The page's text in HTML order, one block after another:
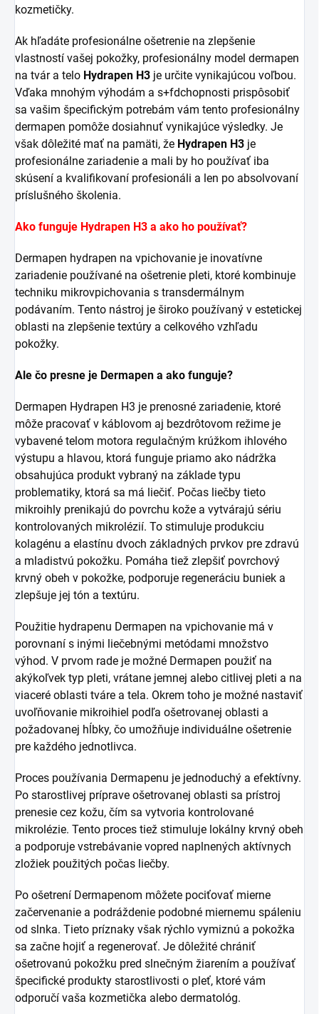
kozmetičky.
Ak hľadáte profesionálne ošetrenie na zlepšenie
vlastností vašej pokožky, profesionálny model dermapen
na tvár a telo Hydrapen H3 je určite vynikajúcou voľbou.
Vďaka mnohým výhodám a s+fdchopnosti prispôsobiť
sa vašim špecifickým potrebám vám tento profesionálny
dermapen pomôže dosiahnuť vynikajúce výsledky. Je
však dôležité mať na pamäti, že Hydrapen H3 je
profesionálne zariadenie a mali by ho používať iba
skúsení a kvalifikovaní profesionáli a len po absolvovaní
príslušného školenia.
Ako funguje Hydrapen H3 a ako ho používať?
Dermapen hydrapen na vpichovanie je inovatívne
zariadenie používané na ošetrenie pleti, ktoré kombinuje
techniku mikrovpichovania s transdermálnym
podávaním. Tento nástroj je široko používaný v estetickej
oblasti na zlepšenie textúry a celkového vzhľadu
pokožky.
Ale čo presne je Dermapen a ako funguje?
Dermapen Hydrapen H3 je prenosné zariadenie, ktoré
môže pracovať v káblovom aj bezdrôtovom režime je
vybavené telom motora regulačným krúžkom ihlového
výstupu a hlavou, ktorá funguje priamo ako nádržka
obsahujúca produkt vybraný na základe typu
problematiky, ktorá sa má liečiť. Počas liečby tieto
mikroihly prenikajú do povrchu kože a vytvárajú sériu
kontrolovaných mikrolézií. To stimuluje produkciu
kolagénu a elastínu dvoch základných prvkov pre zdravú
a mladistvú pokožku. Pomáha tiež zlepšiť povrchový
krvný obeh v pokožke, podporuje regeneráciu buniek a
zlepšuje jej tón a textúru.
Použitie hydrapenu Dermapen na vpichovanie má v
porovnaní s inými liečebnými metódami množstvo
výhod. V prvom rade je možné Dermapen použiť na
akýkoľvek typ pleti, vrátane jemnej alebo citlivej pleti a na
viaceré oblasti tváre a tela. Okrem toho je možné nastaviť
uvoľňovanie mikroihiel podľa ošetrovanej oblasti a
požadovanej hĺbky, čo umožňuje individuálne ošetrenie
pre každého jednotlivca.
Proces používania Dermapenu je jednoduchý a efektívny.
Po starostlivej príprave ošetrovanej oblasti sa prístroj
prenesie cez kožu, čím sa vytvoria kontrolované
mikrolézie. Tento proces tiež stimuluje lokálny krvný obeh
a podporuje vstrebávanie vopred naplnených aktívnych
zložiek použitých počas liečby.
Po ošetrení Dermapenom môžete pociťovať mierne
začervenanie a podráždenie podobné miernemu spáleniu
od slnka. Tieto príznaky však rýchlo vymiznú a pokožka
sa začne hojiť a regenerovať. Je dôležité chrániť
ošetrovanú pokožku pred slnečným žiarením a používať
špecifické produkty starostlivosti o pleť, ktoré vám
odporučí vaša kozmetička alebo dermatológ.